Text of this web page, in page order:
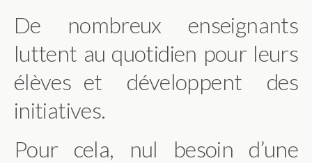
De nombreux enseignants
luttent au quotidien pour leurs
élèves et développent des
initiatives.
Pour cela, nul besoin d’une